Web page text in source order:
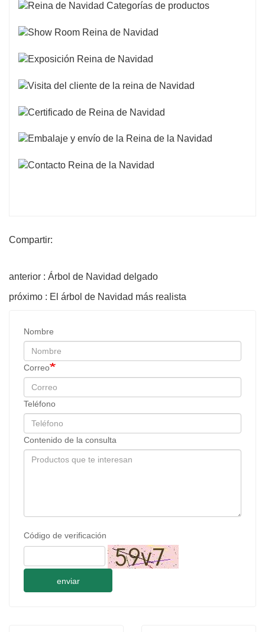
Compartir:
anterior : Árbol de Navidad delgado
próximo : El árbol de Navidad más realista
Nombre
Correo
Teléfono
Contenido de la consulta
Código de verificación
enviar